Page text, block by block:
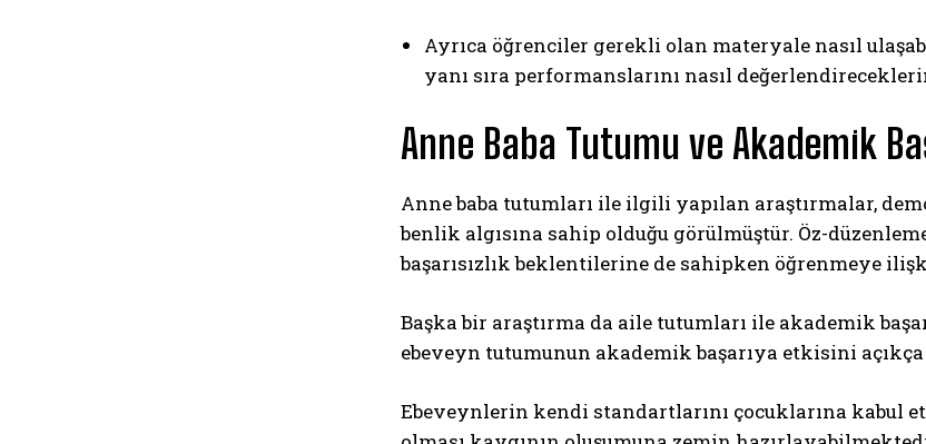
Ayrıca öğrenciler gerekli olan materyale nasıl
yanı sıra performanslarını nasıl
Anne Baba Tutumu ve Akademik
Anne baba tutumları ile ilgili yapılan araştırmalar,
benlik algısına sahip olduğu görülmüştür. Öz-
başarısızlık beklentilerine de sahipken öğrenmeye
Başka bir araştırma da aile tutumları ile akademik
ebeveyn tutumunun akademik başarıya etkisini
Ebeveynlerin kendi standartlarını çocuklarına kabul